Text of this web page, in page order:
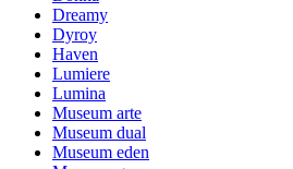
Dreamy
Dyroy
Haven
Lumiere
Lumina
Museum arte
Museum dual
Museum eden